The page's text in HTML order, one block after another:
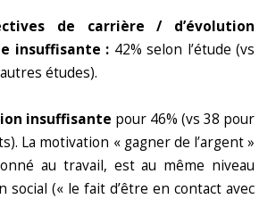
de carrière / d’évolution
insuffisante : 42% selon l’étude (vs
études).
insuffisante pour 46% (vs 38 pour
La motivation « gagner de l’argent »
au travail, est au même niveau
social (« le fait d’être en contact avec